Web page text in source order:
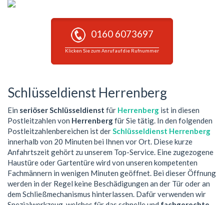
0160 6073697
Klicken Sie zum Anruf auf die Rufnummer
Schlüsseldienst Herrenberg
Ein seriöser Schlüsseldienst für Herrenberg ist in diesen
Postleitzahlen von Herrenbergfür Sie tätig. In den folgenden
Postleitzahlenbereichen ist derSchlüsseldienst Herrenberg
innerhalb von 20 Minuten bei Ihnen vor Ort. Diese kurze
Anfahrtszeit gehört zu unserem Top-Service. Eine zugezogene
Haustüre oder Gartentüre wird von unseren kompetenten
Fachmännern in wenigen Minuten geöffnet. Bei dieser Öffnung
werden in der Regel keine Beschädigungen an der Tür oder an
dem Schließmechanismus hinterlassen. Dafür verwenden wir